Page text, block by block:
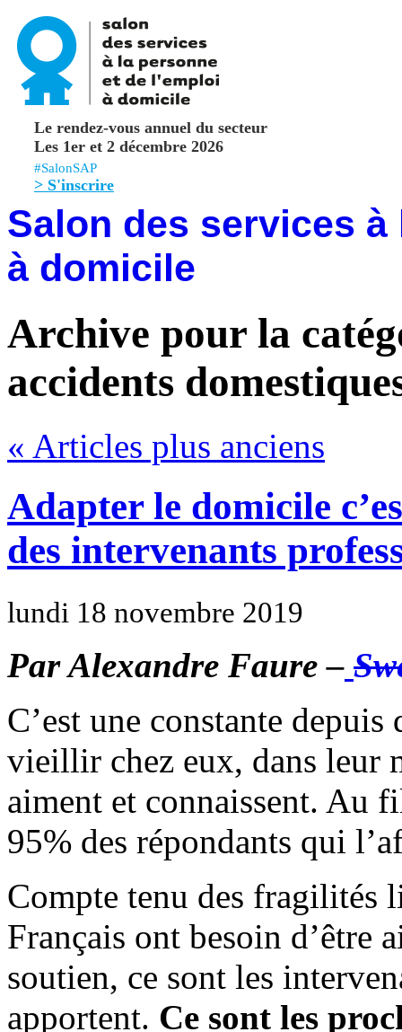
Le rendez-vous annuel du secteur
Les 1er et 2 décembre 2026
#SalonSAP
> S'inscrire
Salon des services
à domicile
Archive pour la
accidents
« Articles plus anciens
Adapter le domicile
des intervenants
lundi 18 novembre 2019
Par Alexandre Faure –
C’est une constante
vieillir chez eux, dans leur
aiment et connaissent. Au
95% des répondants qui
Compte tenu des fragilités
Français ont besoin d’être
soutien, ce sont les
apportent. Ce sont les